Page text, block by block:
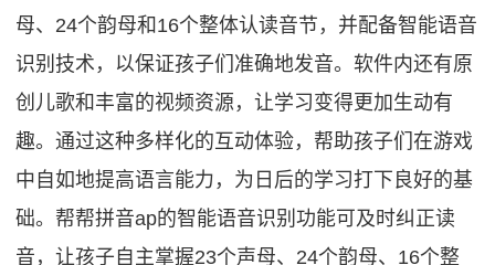
母、24个韵母和16个整体认读音节，并配备智能语音
识别技术，以保证孩子们准确地发音。软件内还有原
创儿歌和丰富的视频资源，让学习变得更加生动有
趣。通过这种多样化的互动体验，帮助孩子们在游戏
中自如地提高语言能力，为日后的学习打下良好的基
础。帮帮拼音ap的智能语音识别功能可及时纠正读
音，让孩子自主掌握23个声母、24个韵母、16个整